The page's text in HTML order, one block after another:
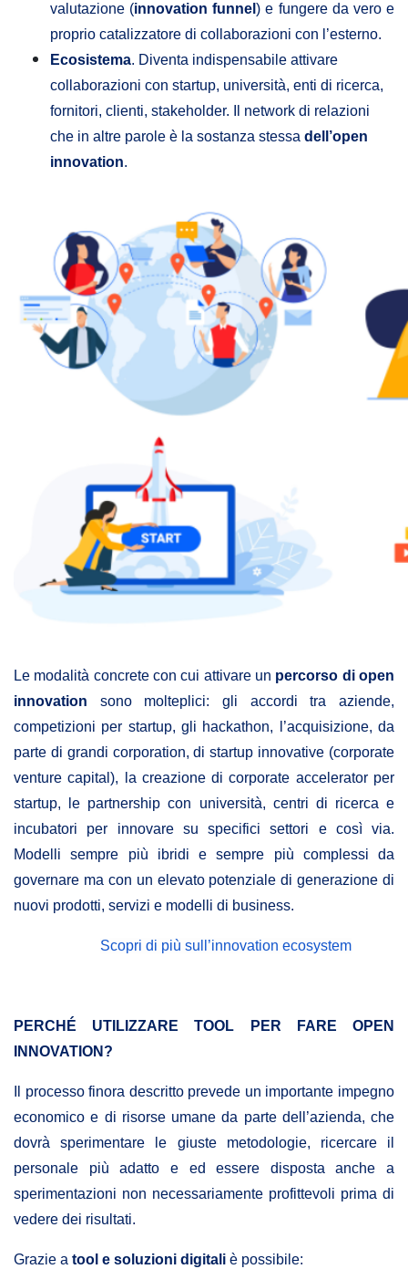
valutazione (innovation funnel) e fungere da vero e
proprio catalizzatore di collaborazioni con l’esterno.
Ecosistema. Diventa indispensabile attivare
collaborazioni con startup, università, enti di ricerca,
fornitori, clienti, stakeholder. Il network di relazioni
che in altre parole è la sostanza stessa dell’open
innovation.
Le modalità concrete con cui attivare un percorso di open
innovation sono molteplici: gli accordi tra aziende,
competizioni per startup, gli hackathon, l’acquisizione, da
parte di grandi corporation, di startup innovative (corporate
venture capital), la creazione di corporate accelerator per
startup, le partnership con università, centri di ricerca e
incubatori per innovare su specifici settori e così via.
Modelli sempre più ibridi e sempre più complessi da
governare ma con un elevato potenziale di generazione di
nuovi prodotti, servizi e modelli di business.
Scopri di più sull’innovation ecosystem
PERCHÉ UTILIZZARE TOOL PER FARE OPEN
INNOVATION?
Il processo finora descritto prevede un importante impegno
economico e di risorse umane da parte dell’azienda, che
dovrà sperimentare le giuste metodologie, ricercare il
personale più adatto e ed essere disposta anche a
sperimentazioni non necessariamente profittevoli prima di
vedere dei risultati.
Grazie a tool e soluzioni digitali è possibile: